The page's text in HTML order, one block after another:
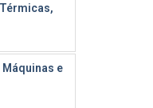
e